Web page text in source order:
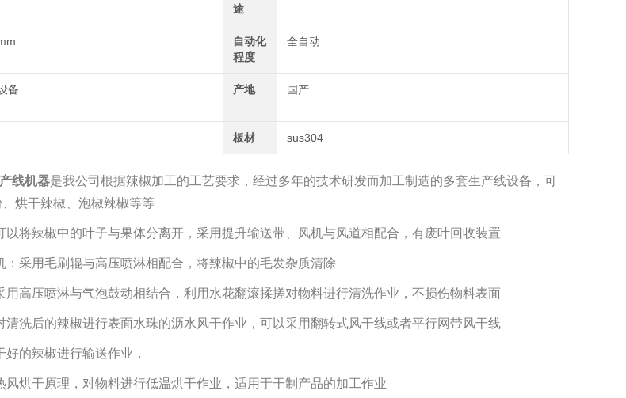
途
自动化
程度
全自动
备 产地 国产
板材 sus304
线机器是我公司根据辣椒加工的工艺要求，经过多年的技术研发而加工制造的多套生产线设备，可
烘干辣椒、泡椒辣椒等等
以将辣椒中的叶子与果体分离开，采用提升输送带、风机与风道相配合，有废叶回收装置
：采用毛刷辊与高压喷淋相配合，将辣椒中的毛发杂质清除
用高压喷淋与气泡鼓动相结合，利用水花翻滚揉搓对物料进行清洗作业，不损伤物料表面
清洗后的辣椒进行表面水珠的沥水风干作业，可以采用翻转式风干线或者平行网带风干线
的辣椒进行输送作业，
风烘干原理，对物料进行低温烘干作业，适用于干制产品的加工作业